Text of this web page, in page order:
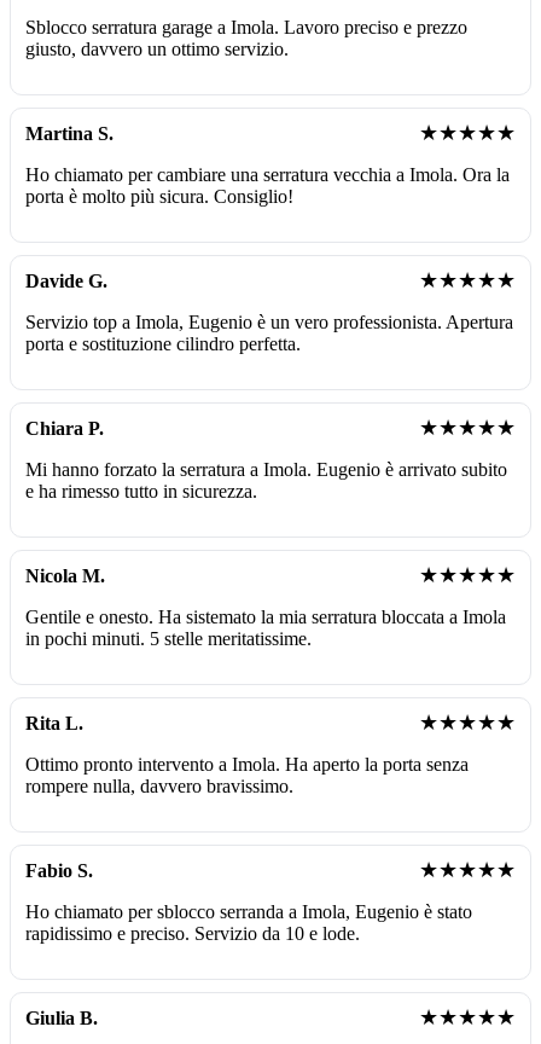
Sblocco serratura garage a Imola. Lavoro preciso e prezzo
giusto, davvero un ottimo servizio.
Martina S. ★★★★★
Ho chiamato per cambiare una serratura vecchia a Imola. Ora la
porta è molto più sicura. Consiglio!
Davide G. ★★★★★
Servizio top a Imola, Eugenio è un vero professionista. Apertura
porta e sostituzione cilindro perfetta.
Chiara P. ★★★★★
Mi hanno forzato la serratura a Imola. Eugenio è arrivato subito
e ha rimesso tutto in sicurezza.
Nicola M. ★★★★★
Gentile e onesto. Ha sistemato la mia serratura bloccata a Imola
in pochi minuti. 5 stelle meritatissime.
Rita L. ★★★★★
Ottimo pronto intervento a Imola. Ha aperto la porta senza
rompere nulla, davvero bravissimo.
Fabio S. ★★★★★
Ho chiamato per sblocco serranda a Imola, Eugenio è stato
rapidissimo e preciso. Servizio da 10 e lode.
Giulia B. ★★★★★